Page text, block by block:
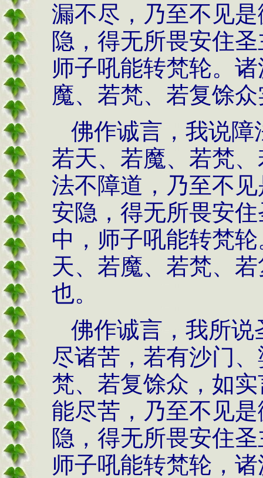
漏不尽，乃至不见
隐，得无所畏安住
师子吼能转梵轮。
魔、若梵、若复馀
佛作诚言，我说
若天、若魔、若梵
法不障道，乃至不
安隐，得无所畏安
中，师子吼能转梵
天、若魔、若梵、
也。
佛作诚言，我所
尽诸苦，若有沙门
梵、若复馀众，如
能尽苦，乃至不见
隐，得无所畏安住
师子吼能转梵轮，